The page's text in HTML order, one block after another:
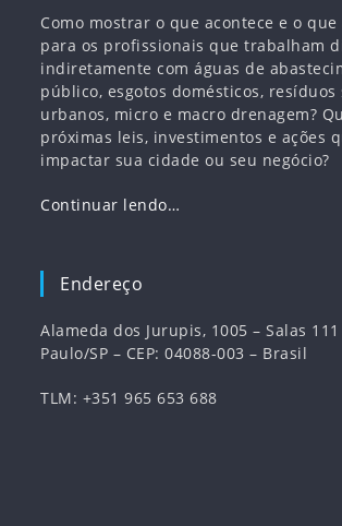
Como mostrar o que acontece e o que
para os profissionais que trabalham
indiretamente com águas de
público, esgotos domésticos, resíduos
urbanos, micro e macro drenagem?
próximas leis, investimentos e ações
impactar sua cidade ou seu negócio?
Continuar lendo…
Endereço
Alameda dos Jurupis, 1005 – Salas
Paulo/SP – CEP: 04088-003 – Brasil
TLM: +351 965 653 688